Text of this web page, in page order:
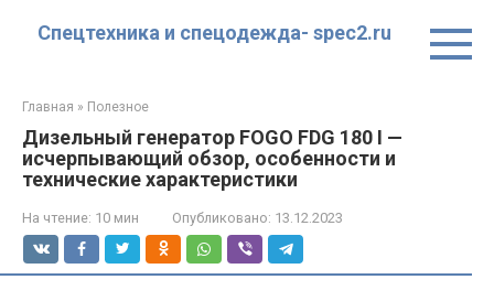
Спецтехника и спецодежда- spec2.ru
Главная » Полезное
Дизельный генератор FOGO FDG 180 I —
исчерпывающий обзор, особенности и
технические характеристики
На чтение: 10 мин Опубликовано: 13.12.2023